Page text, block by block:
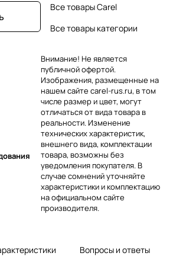
Все товары Carel
Все товары категории
Внимание! Не является
публичной офертой.
Изображения, размещенные на
нашем сайте carel-rus.ru, в том
числе размер и цвет, могут
отличаться от вида товара в
реальности. Изменение
технических характеристик,
внешнего вида, комплектации
товара, возможны без
уведомления покупателя. В
случае сомнений уточняйте
характеристики и комплектацию
на официальном сайте
производителя.
Вопросы и ответы